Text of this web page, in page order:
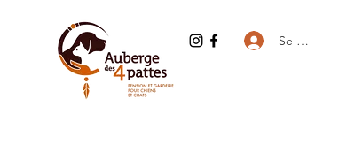
Se connecter